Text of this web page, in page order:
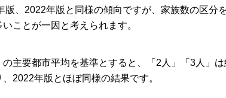
版、2022年版と同様の傾向ですが、家族数の区分
ことが一因と考えられます。
の主要都市平均を基準とすると、「2人」「3人」
2022年版とほぼ同様の結果です。